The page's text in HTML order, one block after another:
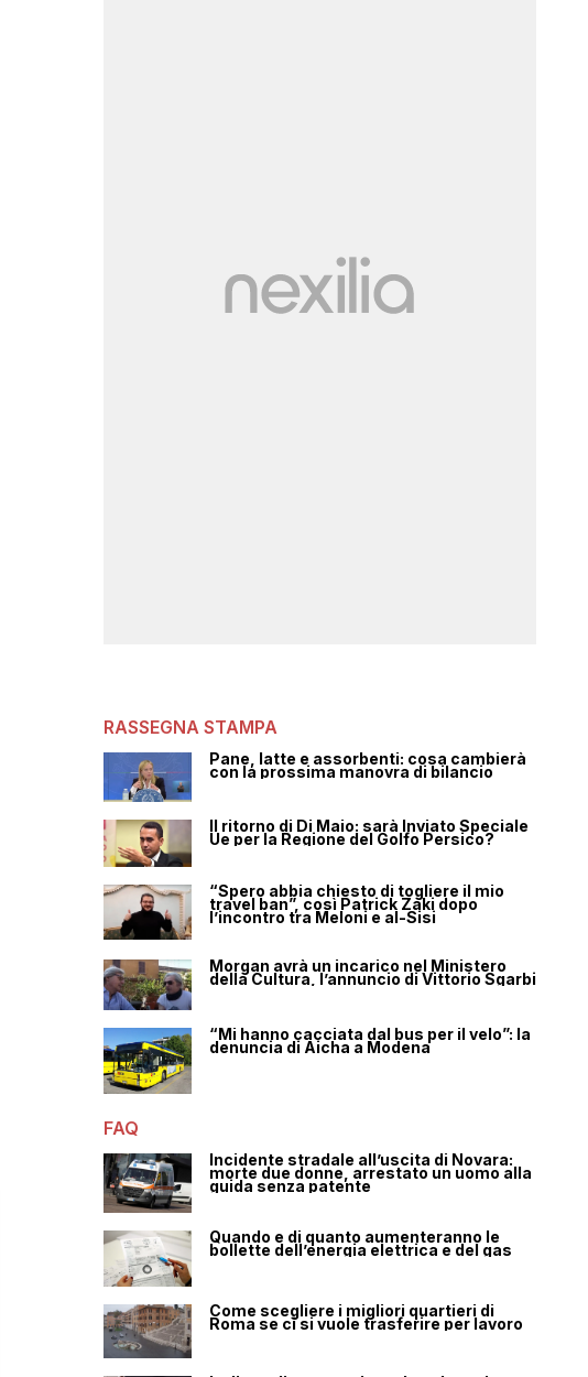
RASSEGNA STAMPA
Pane, latte e assorbenti: cosa cambierà
con la prossima manovra di bilancio
Il ritorno di Di Maio: sarà Inviato Speciale
Ue per la Regione del Golfo Persico?
“Spero abbia chiesto di togliere il mio
travel ban”, così Patrick Zaki dopo
l’incontro tra Meloni e al-Sisi
Morgan avrà un incarico nel Ministero
della Cultura, l’annuncio di Vittorio Sgarbi
“Mi hanno cacciata dal bus per il velo”: la
denuncia di Aicha a Modena
FAQ
Incidente stradale all’uscita di Novara:
morte due donne, arrestato un uomo alla
guida senza patente
Quando e di quanto aumenteranno le
bollette dell’energia elettrica e del gas
Come scegliere i migliori quartieri di
Roma se ci si vuole trasferire per lavoro